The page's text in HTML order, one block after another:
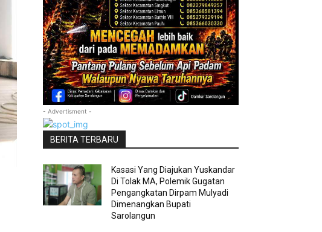
- Advertisment -
BERITA TERBARU
Kasasi Yang Diajukan Yuskandar
Di Tolak MA, Polemik Gugatan
Pengangkatan Dirpam Mulyadi
Dimenangkan Bupati
Sarolangun